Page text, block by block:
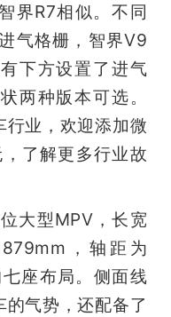
界R7相似。不同
气格栅，智界V9
下方设置了进气
两种版本可选。
行业，欢迎添加微
了解更多行业故
大型MPV，长宽
，轴距为
座布局。侧面线
气势，还配备了